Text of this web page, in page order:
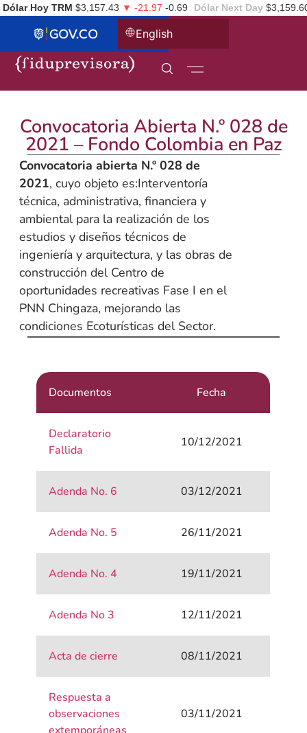
Dólar Hoy TRM $3,157.43 ▼ -21.97 -0.69 Dólar Next Day
English
Convocatoria Abierta N.º 028 de
2021 – Fondo Colombia en Paz
Convocatoria abierta N.º 028 de
2021, cuyo objeto es:Interventoría
técnica, administrativa, financiera y
ambiental para la realización de los
estudios y diseños técnicos de
ingeniería y arquitectura, y las obras de
construcción del Centro de
oportunidades recreativas Fase I en el
PNN Chingaza, mejorando las
condiciones Ecoturísticas del Sector.
Documentos Fecha
Declaratorio
Fallida
10/12/2021
Adenda No. 6 03/12/2021
Adenda No. 5 26/11/2021
Adenda No. 4 19/11/2021
Adenda No 3 12/11/2021
Acta de cierre 08/11/2021
Respuesta a
observaciones
03/11/2021